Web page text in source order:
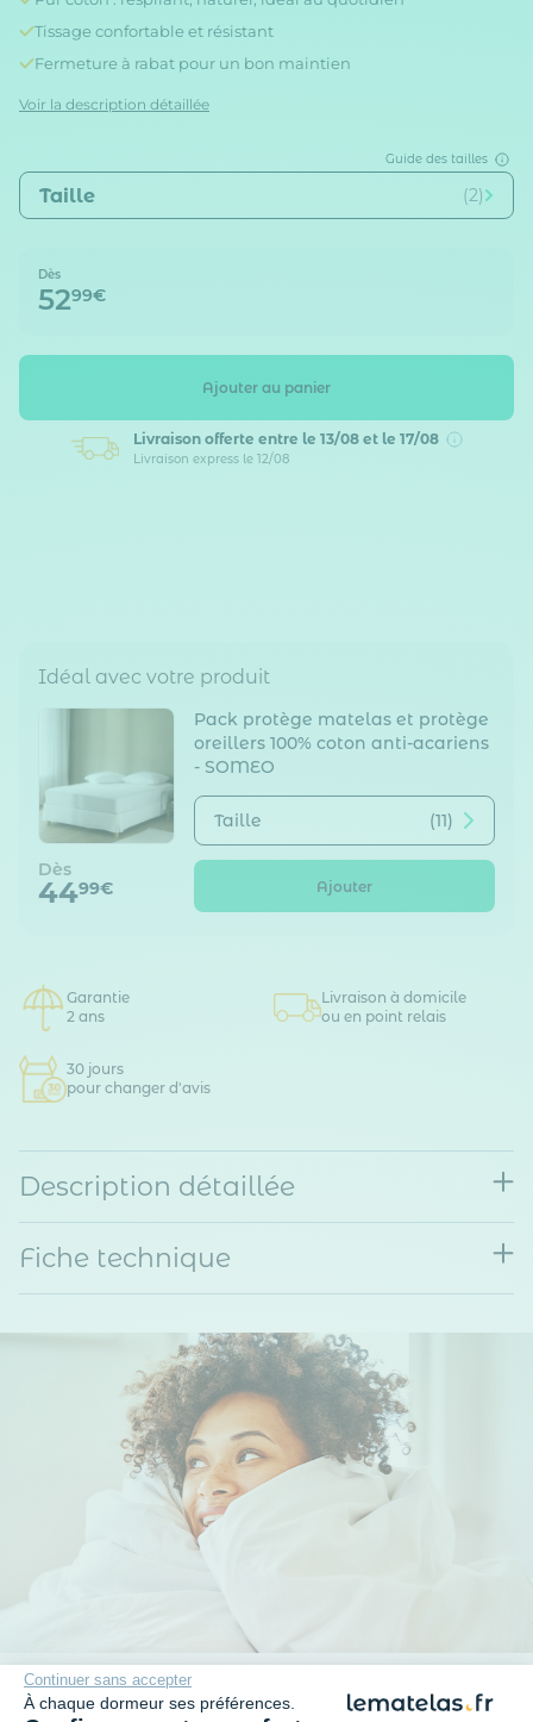
Continuer sans accepter
À chaque dormeur ses préférences.
Tissage confortable et résistant
Fermeture à rabat pour un bon maintien
Voir la description détaillée
Dès
5299€
Guide des tailles
Taille (2)
Ajouter au panier
Livraison offerte entre le 13/08 et le 17/08
Livraison express le 12/08
Idéal avec votre produit
Pack protège matelas et protège
oreillers 100% coton anti-acariens
- SOMEO
Taille (11)
Dès
4499€ Ajouter
Garantie
2 ans
Livraison à domicile
ou en point relais
30 jours
pour changer d'avis
Description détaillée
Fiche technique
Plus qu'une promesse